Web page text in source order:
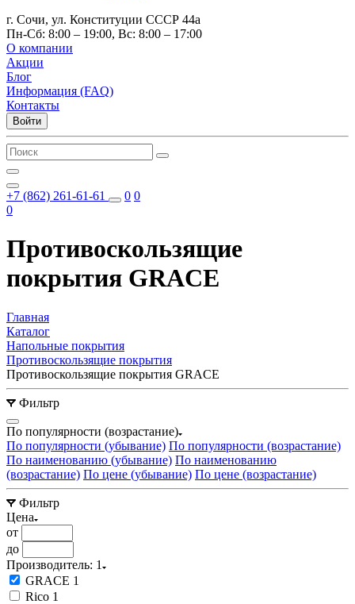
г. Сочи, ул. Конституции СССР 44а
Пн-Сб: 8:00 – 19:00, Вс: 8:00 – 17:00
О компании
Акции
Блог
Информация (FAQ)
Контакты
Войти
+7 (862) 261-61-61 0 0
0
Противоскользящие
покрытия GRACE
Главная
Каталог
Напольные покрытия
Противоскользящие покрытия
Противоскользящие покрытия GRACE
Фильтр
По популярности (возрастание)
По популярности (убывание) По популярности (возрастание)
По наименованию (убывание) По наименованию
(возрастание) По цене (убывание) По цене (возрастание)
Фильтр
Цена
от
до
Производитель: 1
GRACE 1
Rico 1